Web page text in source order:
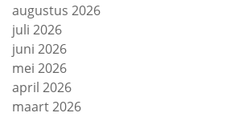
augustus 2026
juli 2026
juni 2026
mei 2026
april 2026
maart 2026